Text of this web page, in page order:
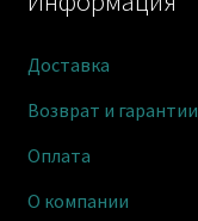
Доставка
Возврат и гарантии
Оплата
О компании